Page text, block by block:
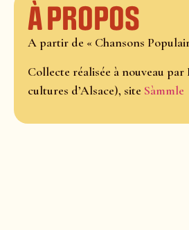
À propos
A partir de « Chansons
Collecte réalisée à nouveau
cultures d’Alsace), site Sàmmle